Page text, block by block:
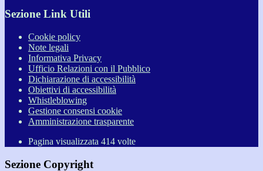
Sezione Link Utili
Cookie policy
Note legali
Informativa Privacy
Ufficio Relazioni con il Pubblico
Dichiarazione di accessibilità
Obiettivi di accessibilità
Whistleblowing
Gestione consensi cookie
Amministrazione trasparente
Pagina visualizzata 414 volte
Sezione Copyright